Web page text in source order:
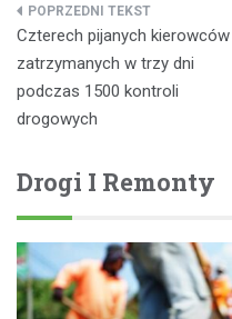
Nawigacja
wpisu
Czterech pijanych kierowców
zatrzymanych w trzy dni
podczas 1500 kontroli
drogowych
Drogi I Remonty